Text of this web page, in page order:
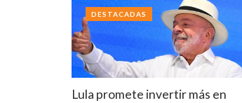
Lula promete invertir más en
DESTACADAS